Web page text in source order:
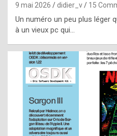
9 mai 2026 didier_v 15
Un numéro un peu plus léger
à un vieux pc qui…